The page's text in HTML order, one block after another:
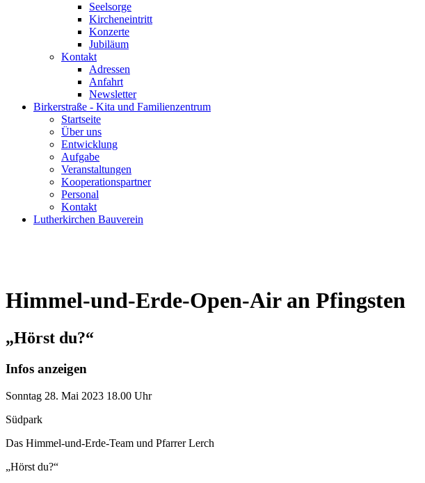
Seelsorge
Kircheneintritt
Konzerte
Jubiläum
Kontakt
Adressen
Anfahrt
Newsletter
Birkerstraße - Kita und Familienzentrum
Startseite
Über uns
Entwicklung
Aufgabe
Veranstaltungen
Kooperationspartner
Personal
Kontakt
Lutherkirchen Bauverein
Himmel-und-Erde-Open-Air an Pfingsten
„Hörst du?“
Infos anzeigen
Sonntag 28. Mai 2023 18.00 Uhr
Südpark
Das Himmel-und-Erde-Team und Pfarrer Lerch
„Hörst du?“